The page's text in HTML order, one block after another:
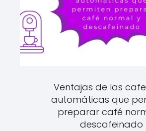
Ventajas de las
automáticas que
preparar café
descafeinado